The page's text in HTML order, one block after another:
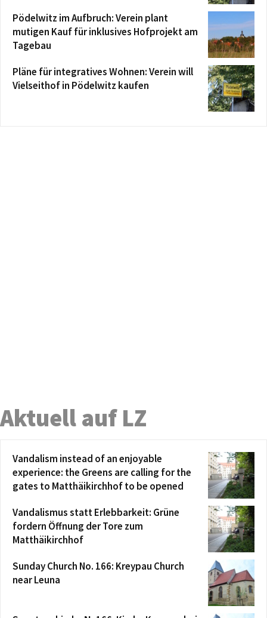
Pödelwitz im Aufbruch: Verein plant
mutigen Kauf für inklusives Hofprojekt am
Tagebau
Pläne für integratives Wohnen: Verein will
Vielseithof in Pödelwitz kaufen
Aktuell auf LZ
Vandalism instead of an enjoyable
experience: the Greens are calling for the
gates to Matthäikirchhof to be opened
Vandalismus statt Erlebbarkeit: Grüne
fordern Öffnung der Tore zum
Matthäikirchhof
Sunday Church No. 166: Kreypau Church
near Leuna